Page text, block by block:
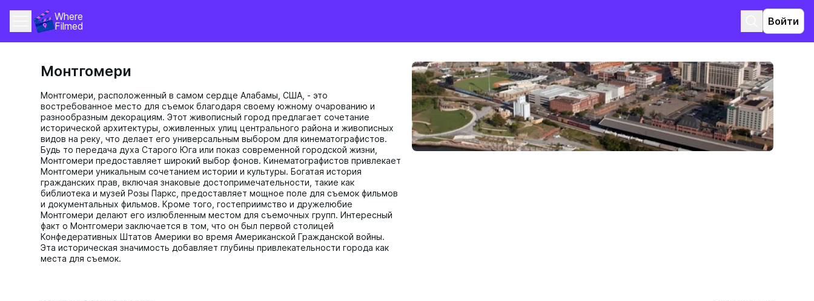
Where
Filmed
Войти
Монтгомери
Монтгомери, расположенный в самом сердце Алабамы, США, - это
востребованное место для съемок благодаря своему южному очарованию и
разнообразным декорациям. Этот живописный город предлагает сочетание
исторической архитектуры, оживленных улиц центрального района и живописных
видов на реку, что делает его универсальным выбором для кинематографистов.
Будь то передача духа Старого Юга или показ современной городской жизни,
Монтгомери предоставляет широкий выбор фонов. Кинематографистов привлекает
Монтгомери уникальным сочетанием истории и культуры. Богатая история
гражданских прав, включая знаковые достопримечательности, такие как
библиотека и музей Розы Паркс, предоставляет мощное поле для съемок фильмов
и документальных фильмов. Кроме того, гостеприимство и дружелюбие
Монтгомери делают его излюбленным местом для съемочных групп. Интересный
факт о Монтгомери заключается в том, что он был первой столицей
Конфедеративных Штатов Америки во время Американской Гражданской войны.
Эта историческая значимость добавляет глубины привлекательности города как
места для съемок.